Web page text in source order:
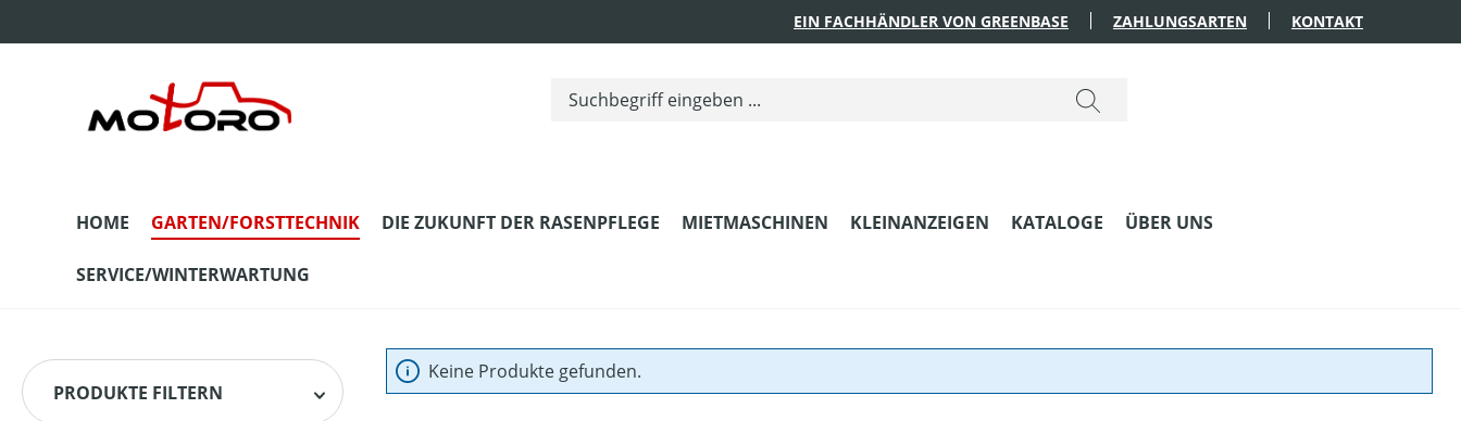
EIN FACHHÄNDLER VON GREENBASE ZAHLUNGSARTEN KONTAKT
HOME GARTEN/FORSTTECHNIK DIE ZUKUNFT DER RASENPFLEGE MIETMASCHINEN KLEINANZEIGEN KATALOGE ÜBER UNS
SERVICE/WINTERWARTUNG
PRODUKTE FILTERN
Keine Produkte gefunden.